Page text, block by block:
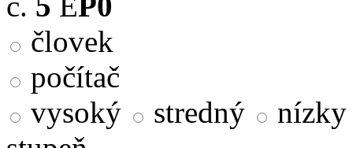
človek
počítač
vysoký
stredný
nízky